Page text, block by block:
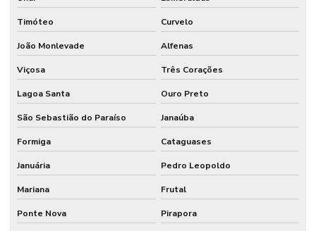
Timóteo Curvelo
João Monlevade Alfenas
Viçosa Três Corações
Lagoa Santa Ouro Preto
São Sebastião do Paraíso Janaúba
Formiga Cataguases
Januária Pedro Leopoldo
Mariana Frutal
Ponte Nova Pirapora